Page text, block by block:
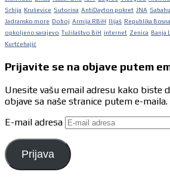
Srbija Kruševice Sutorina AntiDayton pokret JNA
Jadransko more Doboj Armija RBiH Ilijaš Republika
opkoljeno sarajevo Tužilaštvo BiH internet Zenica Banja
Kurtćehajić
Prijavite se na objave putem
Unesite vašu email adresu kako biste
objave sa naše stranice putem e-maila.
E-mail adresa
Prijava